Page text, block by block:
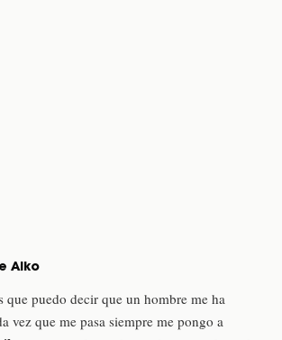
Aiko
que puedo decir que un hombre me ha
vez que me pasa siempre me pongo a